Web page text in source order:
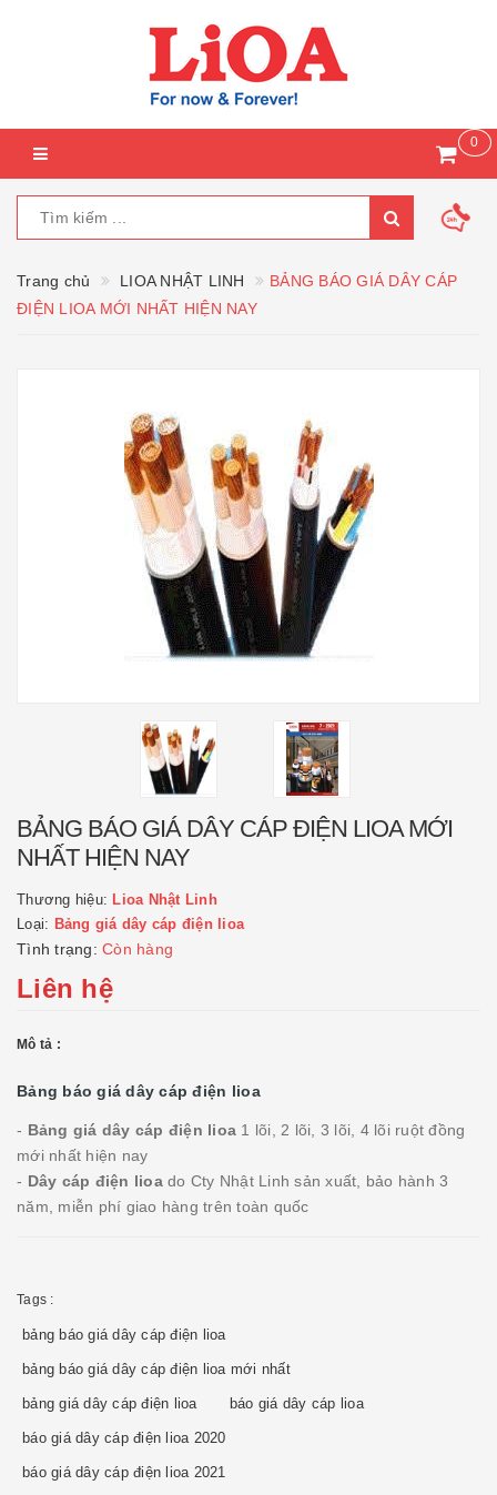
0
Trang chủ LIOA NHẬT LINH
BẢNG BÁO GIÁ DÂY CÁP
ĐIỆN LIOA MỚI NHẤT HIỆN NAY
BẢNG BÁO GIÁ DÂY CÁP ĐIỆN LIOA MỚI
NHẤT HIỆN NAY
Thương hiệu: Lioa Nhật Linh
Loại: Bảng giá dây cáp điện lioa
Tình trạng: Còn hàng
Liên hệ
Mô tả :
Bảng báo giá dây cáp điện lioa
- Bảng giá dây cáp điện lioa 1 lõi, 2 lõi, 3 lõi, 4 lõi ruột đồng
mới nhất hiện nay
- Dây cáp điện lioa do Cty Nhật Linh sản xuất, bảo hành 3
năm, miễn phí giao hàng trên toàn quốc
Tags :
bảng báo giá dây cáp điện lioa
bảng báo giá dây cáp điện lioa mới nhất
bảng giá dây cáp điện lioa báo giá dây cáp lioa
báo giá dây cáp điện lioa 2020
báo giá dây cáp điện lioa 2021